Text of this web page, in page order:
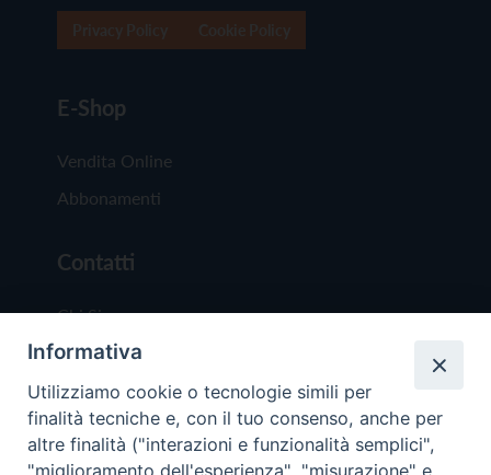
E-Shop
Vendita Online
Abbonamenti
Contatti
Chi Siamo
Redazione
Scrivici
Informativa
Utilizziamo cookie o tecnologie simili per
finalità tecniche e, con il tuo consenso, anche per
altre finalità ("interazioni e funzionalità semplici",